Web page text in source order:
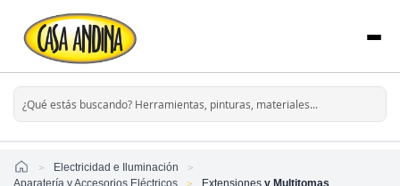
HomeElectricidad e Iluminación
Aparatería y Accesorios Eléctricos
Extensiones y Multitomas